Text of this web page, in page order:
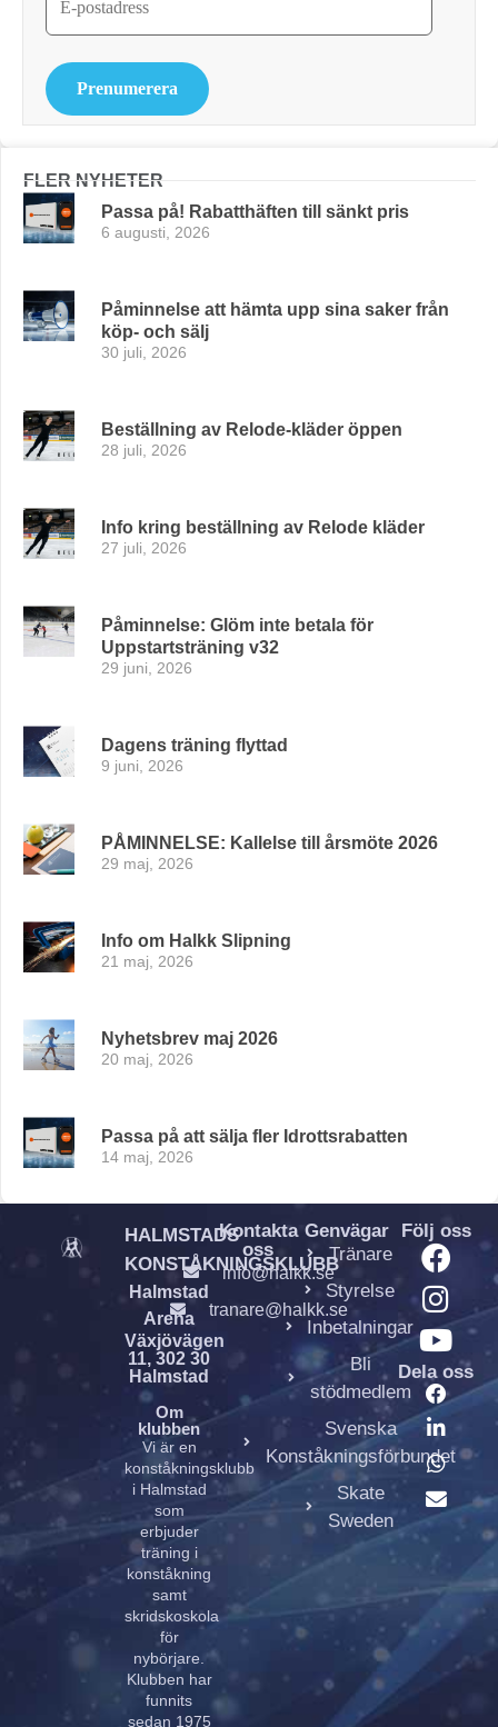
Prenumerera
FLER NYHETER
Passa på! Rabatthäften till sänkt pris
6 augusti, 2026
Påminnelse att hämta upp sina saker från
köp- och sälj
30 juli, 2026
Beställning av Relode-kläder öppen
28 juli, 2026
Info kring beställning av Relode kläder
27 juli, 2026
Påminnelse: Glöm inte betala för
Uppstartsträning v32
29 juni, 2026
Dagens träning flyttad
9 juni, 2026
PÅMINNELSE: Kallelse till årsmöte 2026
29 maj, 2026
Info om Halkk Slipning
21 maj, 2026
Nyhetsbrev maj 2026
20 maj, 2026
Passa på att sälja fler Idrottsrabatten
14 maj, 2026
HALMSTADS
KONSTÅKNINGSKLUBB
Halmstad
Arena
Växjövägen
11, 302 30
Halmstad
Om
klubben
Vi är en
konståkningsklubb
i Halmstad
som
erbjuder
träning i
konståkning
samt
skridskoskola
för
nybörjare.
Klubben har
funnits
sedan 1975
Kontakta
oss
info@halkk.se
tranare@halkk.se
Genvägar
Tränare
Styrelse
Inbetalningar
Bli
stödmedlem
Svenska
Konståkningsförbundet
Skate
Sweden
Följ oss
Dela oss